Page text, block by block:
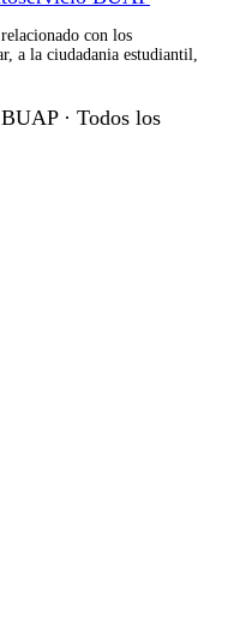
con los
a la ciudadania estudiantil,
· Todos los